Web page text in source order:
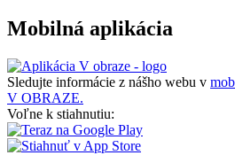
Mobilná aplikácia
Sledujte informácie z nášho webu v
V OBRAZE.
Voľne k stiahnutiu: